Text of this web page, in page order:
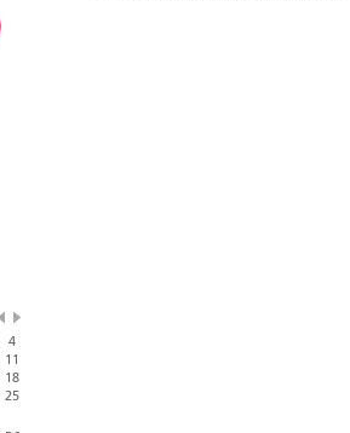
4
11
18
25